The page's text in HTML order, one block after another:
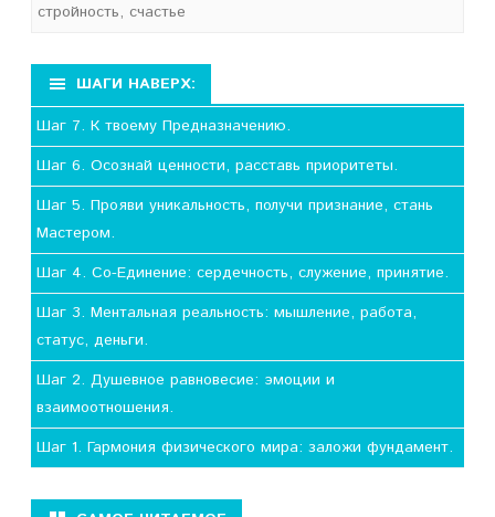
стройность, счастье
ШАГИ НАВЕРХ:
Шаг 7. К твоему Предназначению.
Шаг 6. Осознай ценности, расставь приоритеты.
Шаг 5. Прояви уникальность, получи признание, стань
Мастером.
Шаг 4. Со-Единение: сердечность, служение, принятие.
Шаг 3. Ментальная реальность: мышление, работа,
статус, деньги.
Шаг 2. Душевное равновесие: эмоции и
взаимоотношения.
Шаг 1. Гармония физического мира: заложи фундамент.